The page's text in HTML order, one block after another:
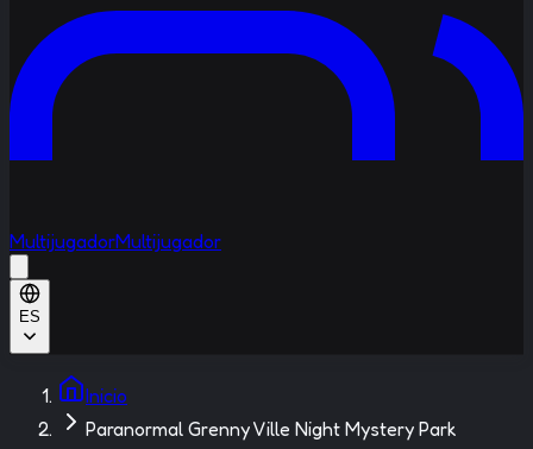
MultijugadorMultijugador
ES
Inicio
Paranormal Grenny Ville Night Mystery Park